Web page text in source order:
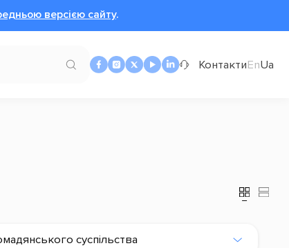
версією сайту.
КонтактиEnUa
суспільства